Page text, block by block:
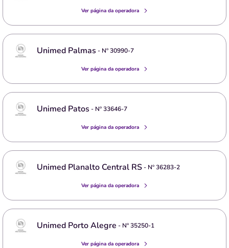
Ver página da operadora
Unimed Palmas - Nº30990-7
Ver página da operadora
Unimed Patos - Nº33646-7
Ver página da operadora
Unimed Planalto Central RS- Nº36283-2
Ver página da operadora
Unimed Porto Alegre - Nº35250-1
Ver página da operadora